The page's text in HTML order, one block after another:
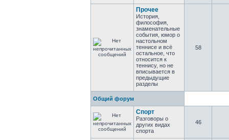
Прочее
История,
философия,
знаменательные
события, юмор о
настольном
теннисе и всё
остальное, что
относится к
теннису, но не
вписывается в
предыдущие
разделы
58
Общий форум
Спорт
Разговоры о
других видах
спорта
46